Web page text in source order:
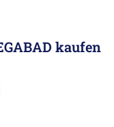
kaufen